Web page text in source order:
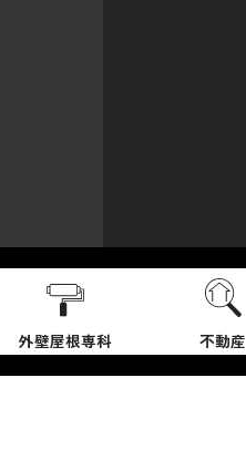
外壁屋根専科 不動産